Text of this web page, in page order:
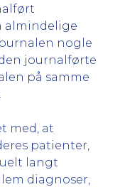
almindelige
nogle
journalførte
på samme
med, at
patienter,
langt
diagnoser,